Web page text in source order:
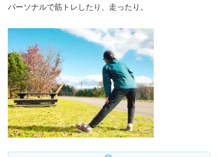
パーソナルで筋トレしたり、走ったり。